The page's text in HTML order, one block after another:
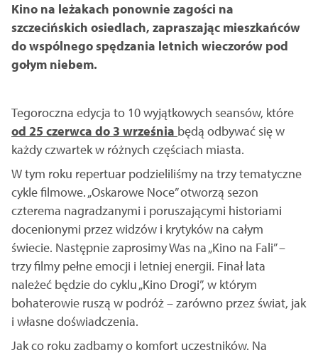
Kino na leżakach ponownie zagości na
szczecińskich osiedlach, zapraszając mieszkańców
do wspólnego spędzania letnich wieczorów pod
gołym niebem.
Tegoroczna edycja to 10 wyjątkowych seansów, które
od 25 czerwca do 3 września będą odbywać się w
każdy czwartek w różnych częściach miasta.
W tym roku repertuar podzieliliśmy na trzy tematyczne
cykle filmowe. „Oskarowe Noce” otworzą sezon
czterema nagradzanymi i poruszającymi historiami
docenionymi przez widzów i krytyków na całym
świecie. Następnie zaprosimy Was na „Kino na Fali” –
trzy filmy pełne emocji i letniej energii. Finał lata
należeć będzie do cyklu „Kino Drogi”, w którym
bohaterowie ruszą w podróż – zarówno przez świat, jak
i własne doświadczenia.
Jak co roku zadbamy o komfort uczestników. Na